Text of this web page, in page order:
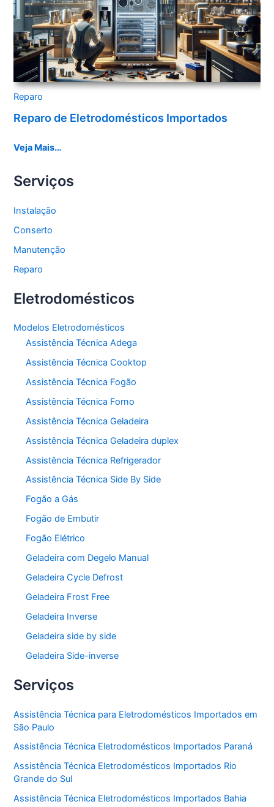
Reparo
Reparo de Eletrodomésticos Importados
Veja Mais…
Serviços
Instalação
Conserto
Manutenção
Reparo
Eletrodomésticos
Modelos Eletrodomésticos
Assistência Técnica Adega
Assistência Técnica Cooktop
Assistência Técnica Fogão
Assistência Técnica Forno
Assistência Técnica Geladeira
Assistência Técnica Geladeira duplex
Assistência Técnica Refrigerador
Assistência Técnica Side By Side
Fogão a Gás
Fogão de Embutir
Fogão Elétrico
Geladeira com Degelo Manual
Geladeira Cycle Defrost
Geladeira Frost Free
Geladeira Inverse
Geladeira side by side
Geladeira Side-inverse
Serviços
Assistência Técnica para Eletrodomésticos Importados em
São Paulo
Assistência Técnica Eletrodomésticos Importados Paraná
Assistência Técnica Eletrodomésticos Importados Rio
Grande do Sul
Assistência Técnica Eletrodomésticos Importados Bahia